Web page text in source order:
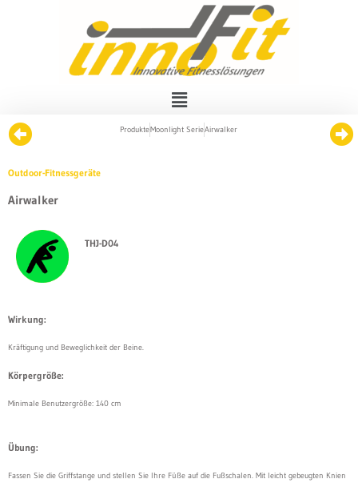
ProdukteMoonlight SerieAirwalker
Outdoor-Fitnessgeräte
Airwalker
THJ-D04
Wirkung:
Kräftigung und Beweglichkeit der Beine.
Körpergröße:
Minimale Benutzergröße: 140 cm
Übung:
Fassen Sie die Griffstange und stellen Sie Ihre Füße auf die Fußschalen. Mit leicht gebeugten Knien